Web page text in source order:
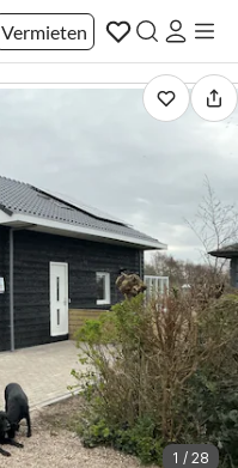
Vermieten
1 / 28